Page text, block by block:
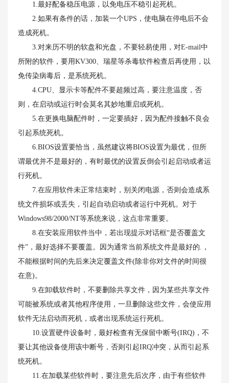
1.最好配备稳压电源，以免电压不稳引起死机。
2.如果有条件的话，加装一个UPS，使电脑在停电后不会
造成死机。
3.对来历不明的软盘和光盘，不要轻易使用，对E-mail中
所附的软件，要用KV300、瑞星等杀毒软件检查后再使用，以
免传染病毒后，是系统死机。
4.CPU、显示卡等配件不要超频过高，要注意温度，否
则，在启动或运行时会莫名其妙地重启或死机。
5.在更换电脑配件时，一定要插好，因为配件接触不良会
引起系统死机。
6.BIOS设置要恰当，虽然建议将BIOS设置为最优，但所
谓最优并不是最好的，有时最优的设置反倒会引起启动或者运
行死机。
7.在应用软件未正常结束时，别关闭电源，否则会造成系
统文件损坏或丢失，引起自动启动或者运行中死机。对于
Windows98/2000/NT等系统来说，这点非常重要。
8.在安装应用软件当中，若出现提示对话框“是否覆盖文
件”，最好选择不要覆盖。因为通常当前系统文件是最好的.，
不能根据时间的先后来决定覆盖文件(除非你对文件的时间很
在意)。
9.在卸载软件时，不要删除共享文件，因为某些共享文件
可能被系统或者其他程序使用，一旦删除这些文件，会使应用
软件无法启动而死机，或者出现系统运行死机。
10.设置硬件设备时，最好检查有无保留中断号(IRQ)，不
要让其他设备使用该中断号，否则引起IRQ冲突，从而引起系
统死机。
11.在加载某些软件时，要注意先后次序，由于有些软件